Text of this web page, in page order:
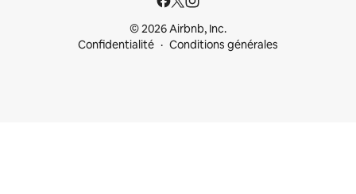
© 2026 Airbnb, Inc.
Confidentialité
Conditions générales